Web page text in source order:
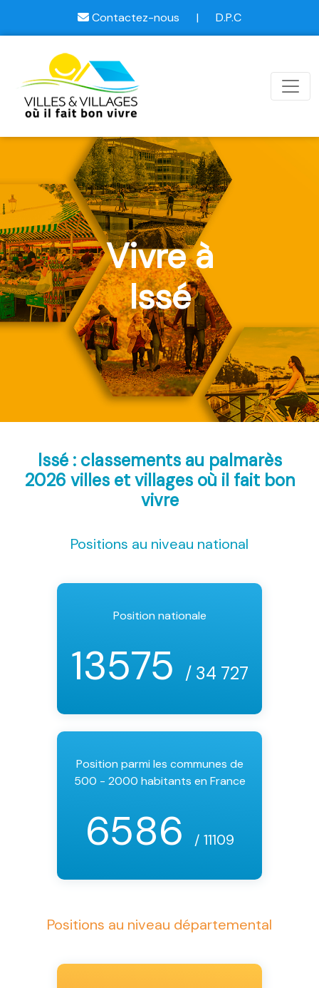
Contactez-nous | D.P.C
Vivre à
Issé
Issé : classements au palmarès
2026 villes et villages où il fait bon
vivre
Positions au niveau national
Position nationale
13575 / 34 727
Position parmi les communes de
500 - 2000 habitants en France
6586 / 11109
Positions au niveau départemental